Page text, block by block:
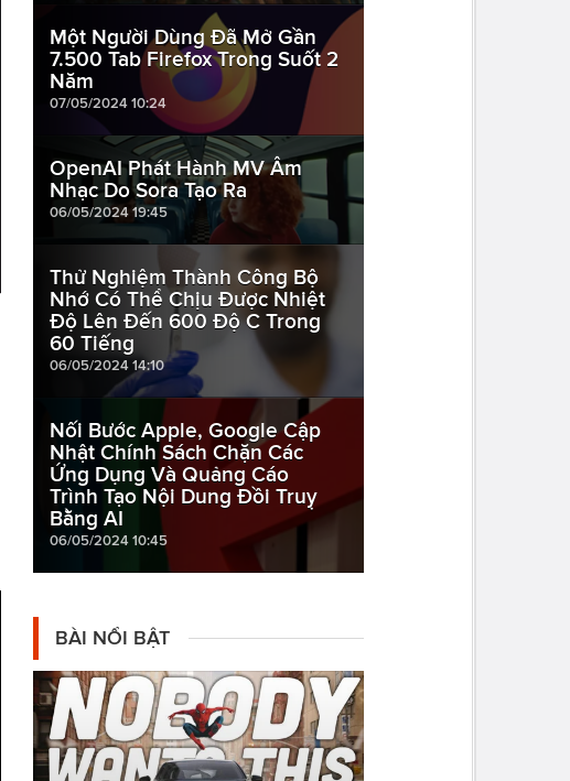
Một Người Dùng Đã Mở Gần
7.500 Tab Firefox Trong Suốt 2
Năm
07/05/2024 10:24
OpenAI Phát Hành MV Âm
Nhạc Do Sora Tạo Ra
06/05/2024 19:45
Thử Nghiệm Thành Công Bộ
Nhớ Có Thể Chịu Được Nhiệt
Độ Lên Đến 600 Độ C Trong
60 Tiếng
06/05/2024 14:10
Nối Bước Apple, Google Cập
Nhật Chính Sách Chặn Các
Ứng Dụng Và Quảng Cáo
Trình Tạo Nội Dung Đồi Truỵ
Bằng AI
06/05/2024 10:45
BÀI NỔI BẬT